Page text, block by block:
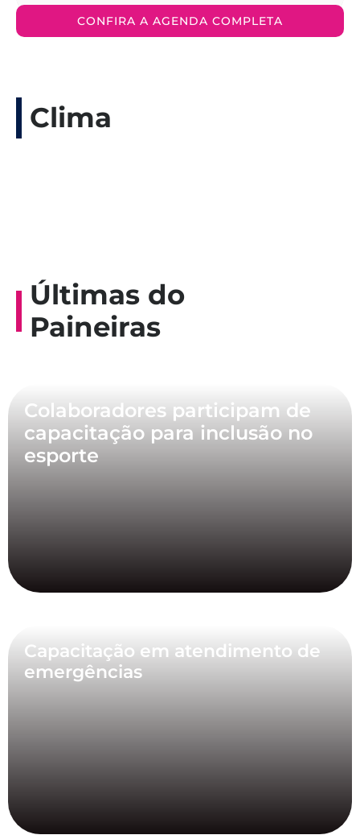
CONFIRA A AGENDA COMPLETA
Clima
Últimas do
Paineiras
Colaboradores participam de
capacitação para inclusão no
esporte
Capacitação em atendimento de
emergências